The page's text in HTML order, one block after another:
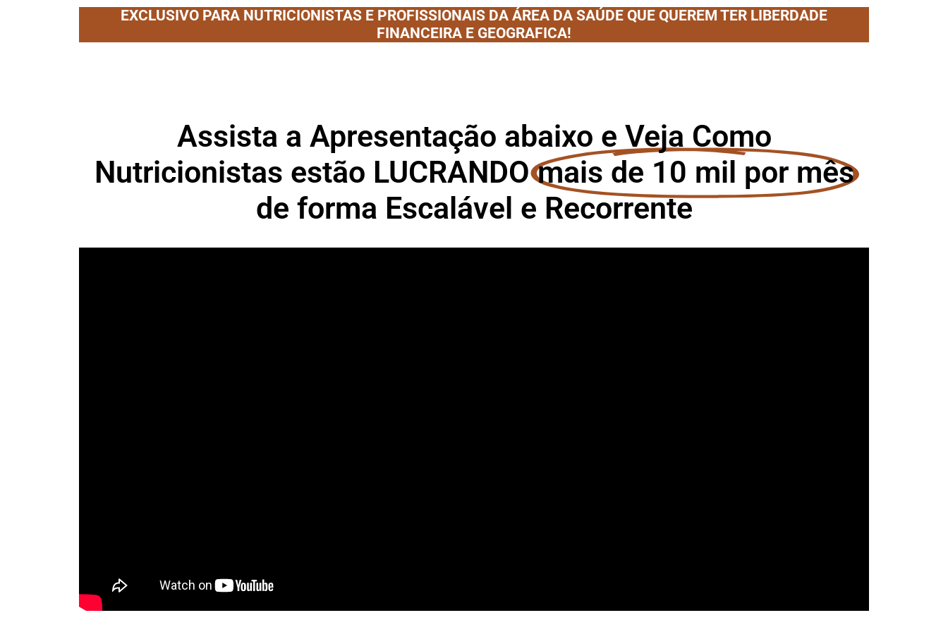
EXCLUSIVO PARA NUTRICIONISTAS E PROFISSIONAIS DA ÁREA DA SAÚDE QUE QUEREM TER LIBERDADE
FINANCEIRA E GEOGRAFICA!
Assista a Apresentação abaixo e Veja Como
Nutricionistas estão LUCRANDO mais de 10 mil por mês
de forma Escalável e Recorrente